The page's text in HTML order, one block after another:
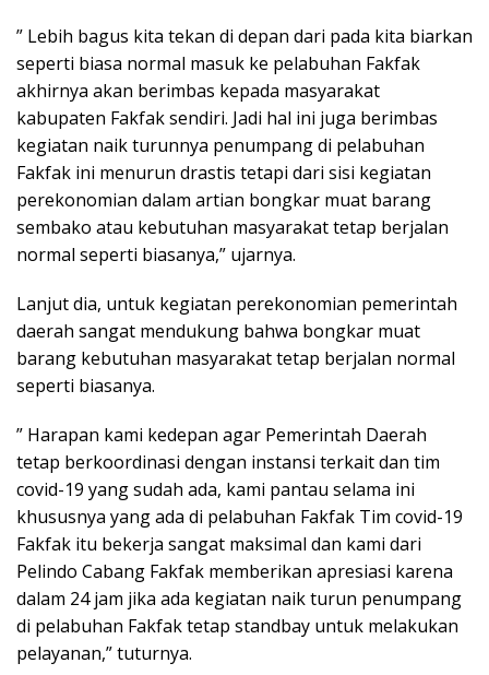
” Lebih bagus kita tekan di depan dari pada kita biarkan
seperti biasa normal masuk ke pelabuhan Fakfak
akhirnya akan berimbas kepada masyarakat
kabupaten Fakfak sendiri. Jadi hal ini juga berimbas
kegiatan naik turunnya penumpang di pelabuhan
Fakfak ini menurun drastis tetapi dari sisi kegiatan
perekonomian dalam artian bongkar muat barang
sembako atau kebutuhan masyarakat tetap berjalan
normal seperti biasanya,” ujarnya.
Lanjut dia, untuk kegiatan perekonomian pemerintah
daerah sangat mendukung bahwa bongkar muat
barang kebutuhan masyarakat tetap berjalan normal
seperti biasanya.
” Harapan kami kedepan agar Pemerintah Daerah
tetap berkoordinasi dengan instansi terkait dan tim
covid-19 yang sudah ada, kami pantau selama ini
khususnya yang ada di pelabuhan Fakfak Tim covid-19
Fakfak itu bekerja sangat maksimal dan kami dari
Pelindo Cabang Fakfak memberikan apresiasi karena
dalam 24 jam jika ada kegiatan naik turun penumpang
di pelabuhan Fakfak tetap standbay untuk melakukan
pelayanan,” tuturnya.